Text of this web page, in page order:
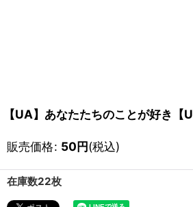
【UA】あなたたちのことが好き
販売価格: 50円(税込)
在庫数22枚